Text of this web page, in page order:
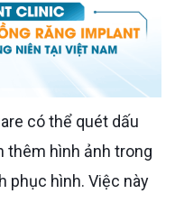
thêm hình ảnh trong
phục hình. Việc này